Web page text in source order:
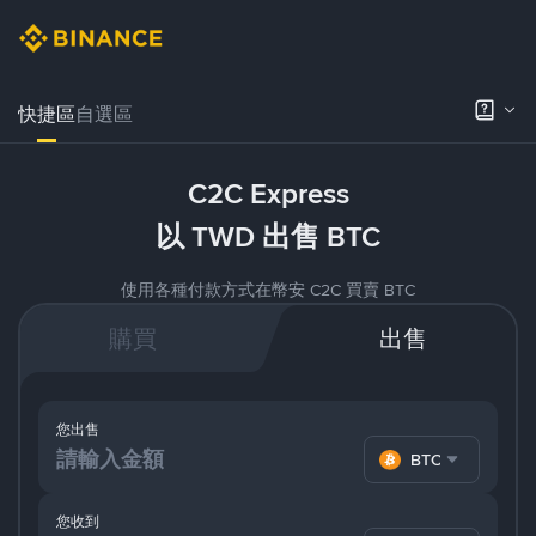
快捷區自選區
C2C Express
以 TWD 出售 BTC
使用各種付款方式在幣安 C2C 買賣 BTC
購買 出售
您收到
您出售
BTC